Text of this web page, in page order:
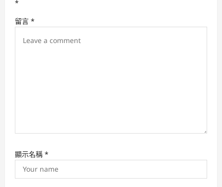
t
*
留言 *
顯示名稱 *